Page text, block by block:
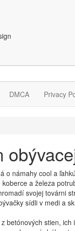
DMCA Privacy
o námahy cool a
a železa
svojej továrni
sídli v medi a
betónových stien,